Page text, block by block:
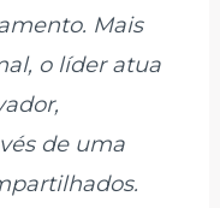
Mais
o líder atua
de uma